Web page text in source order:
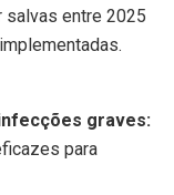
entre 2025
graves:
para